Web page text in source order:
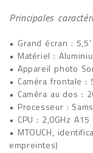
Principales
• Grand écran :
• Matériel :
• Appareil photo
• Caméra frontale :
• Caméra au dos :
• Processeur :
• CPU : 2,0GHz
• MTOUCH,
empreintes)